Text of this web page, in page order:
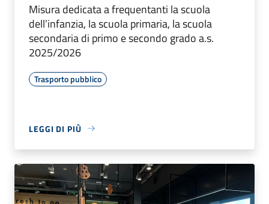
Misura dedicata a frequentanti la scuola
dell’infanzia, la scuola primaria, la scuola
secondaria di primo e secondo grado a.s.
2025/2026
Trasporto pubblico
LEGGI DI PIÙ